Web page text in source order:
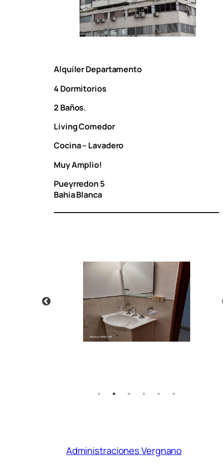
Alquiler Departamento
4 Dormitorios
2 Baños.
Living Comedor
Cocina – Lavadero
Muy Amplio!
Pueyrredon 5
Bahia Blanca
Administraciones Vergnano